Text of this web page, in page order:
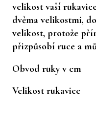
velikost vaší
dvěma velikostmi,
velikost, protože
přizpůsobí ruce a
Obvod ruky v cm
Velikost rukavice